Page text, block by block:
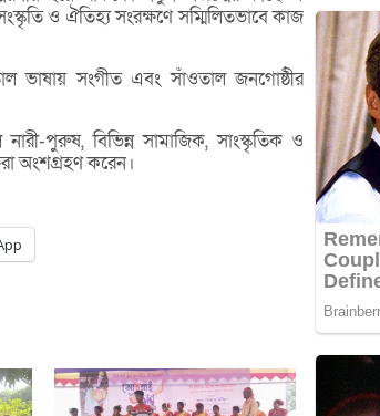
ও ঐতিহ্য সংরক্ষণে সম্মিলিতভাবে কাজ
ভাষায় সংগীত এবং সাঁওতাল জনগোষ্ঠীর
পুরুষ, বিভিন্ন সামাজিক, সাংস্কৃতিক ও
অংশগ্রহণ করেন।